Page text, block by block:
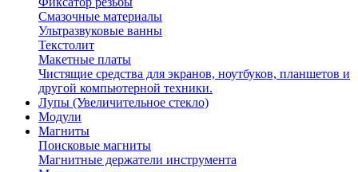
Смазочные материалы
Ультразвуковые ванны
Текстолит
Макетные платы
Чистящие средства для экранов, ноутбуков, планшетов и
другой компьютерной техники.
Лупы (Увеличительное стекло)
Модули
Магниты
Поисковые магниты
Магнитные держатели инструмента